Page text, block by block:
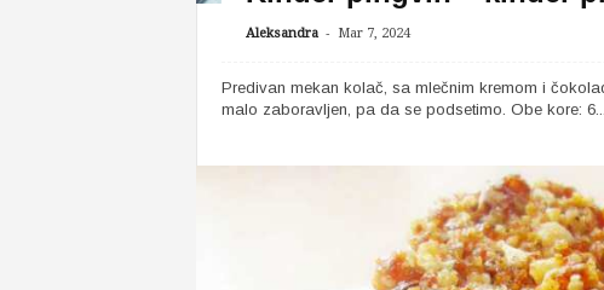
Aleksandra - Mar 7, 2024
Predivan mekan kolač, sa mlečnim kremom i
malo zaboravljen, pa da se podsetimo. Obe kore: 6...